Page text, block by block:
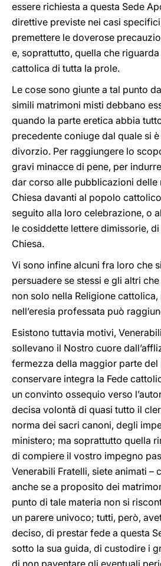
essere richiesta a questa Sede
direttive previste nei casi
premettere le doverose
e, soprattutto, quella che riguarda
cattolica di tutta la prole.
Le cose sono giunte a tal punto
simili matrimoni misti debbano
quando la parte eretica abbia
precedente coniuge dal quale si
divorzio. Per raggiungere lo
gravi minacce di pene, per
dar corso alle pubblicazioni delle
Chiesa davanti al popolo
seguito alla loro celebrazione, o
le cosiddette lettere dimissorie,
Chiesa.
Vi sono infine alcuni fra loro che
persuadere se stessi e gli altri
non solo nella Religione
nell’eresia professata può
Esistono tuttavia motivi,
sollevano il Nostro cuore
fermezza della maggior parte del
conservare integra la Fede
un convinto ossequio verso
decisa volontà di quasi tutto il
norma dei sacri canoni, degli
ministero; ma soprattutto quella
di compiere il vostro impegno
Venerabili Fratelli, siete animati –
anche se a proposito dei
punto di tale materia non si
un parere univoco; tutti, però,
deciso, di prestar fede a questa
sotto la sua guida, di custodire i
di non paventare gli eventuali